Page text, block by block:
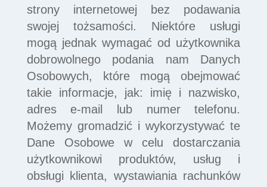
strony internetowej bez podawania
swojej tożsamości. Niektóre usługi
mogą jednak wymagać od użytkownika
dobrowolnego podania nam Danych
Osobowych, które mogą obejmować
takie informacje, jak: imię i nazwisko,
adres e-mail lub numer telefonu.
Możemy gromadzić i wykorzystywać te
Dane Osobowe w celu dostarczania
użytkownikowi produktów, usług i
obsługi klienta, wystawiania rachunków